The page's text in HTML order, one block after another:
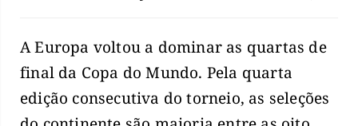
A Europa voltou a dominar as quartas de
final da Copa do Mundo. Pela quarta
edição consecutiva do torneio, as seleções